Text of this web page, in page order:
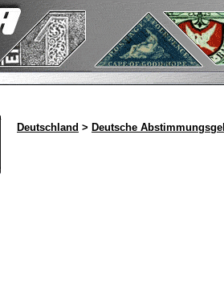
Deutschland > Deutsche